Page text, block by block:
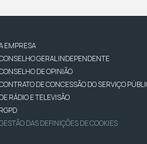
EMPRESA
GERAL INDEPENDENTE
DE OPINIÃO
DE CONCESSÃO DO SERVIÇO
DE RÁDIO E TELEVISÃO
RGPD
DAS DEFINIÇÕES DE COOKIES